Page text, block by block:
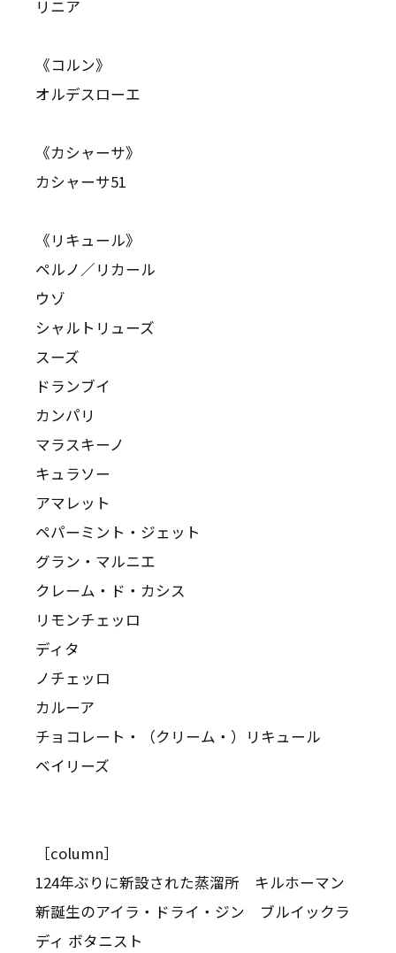
リニア
《コルン》
オルデスローエ
《カシャーサ》
カシャーサ51
《リキュール》
ペルノ／リカール
ウゾ
シャルトリューズ
スーズ
ドランブイ
カンパリ
マラスキーノ
キュラソー
アマレット
ペパーミント・ジェット
グラン・マルニエ
クレーム・ド・カシス
リモンチェッロ
ディタ
ノチェッロ
カルーア
チョコレート・（クリーム・）リキュール
ベイリーズ
［column］
124年ぶりに新設された蒸溜所 キルホーマン
新誕生のアイラ・ドライ・ジン ブルイックラ
ディ ボタニスト